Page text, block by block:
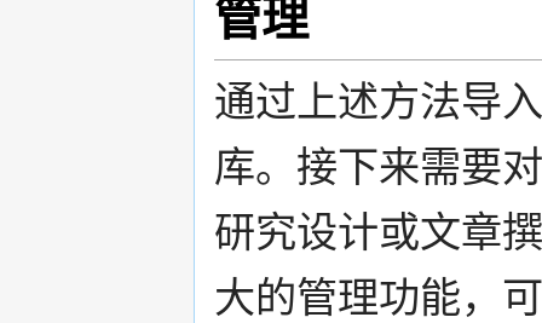
管理
通过上述方法导
库。接下来需要
研究设计或文章
大的管理功能，